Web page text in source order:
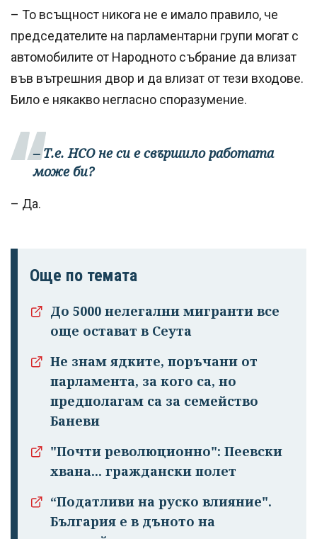
– То всъщност никога не е имало правило, че
председателите на парламентарни групи могат с
автомобилите от Народното събрание да влизат
във вътрешния двор и да влизат от тези входове.
Било е някакво негласно споразумение.
– Т.е. НСО не си е свършило работата
може би?
– Да.
Още по темата
До 5000 нелегални мигранти все
още остават в Сеута
Не знам ядките, поръчани от
парламента, за кого са, но
предполагам са за семейство
Баневи
"Почти революционно": Пеевски
хвана... граждански полет
“Податливи на руско влияние".
България е в дъното на